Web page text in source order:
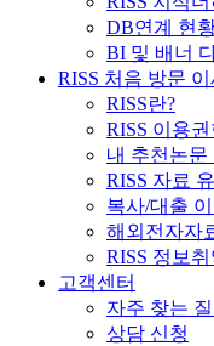
DB연계 현
BI 및 배너
RISS 처음 방문
RISS란?
RISS 이용
내 추천논문
RISS 자료
복사/대출
해외전자자
RISS 정보
고객센터
자주 찾는
상담 신청